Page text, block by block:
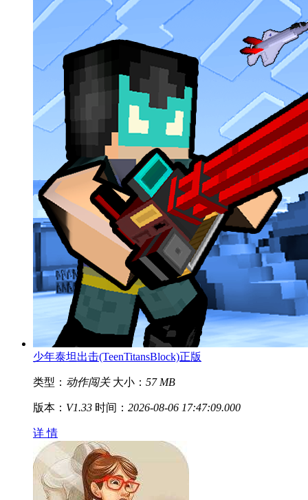
少年泰坦出击(TeenTitansBlock)正版
类型： 动作闯关 大小： 57 MB
版本： V1.33 时间： 2026-08-06 17:47:09.000
详 情